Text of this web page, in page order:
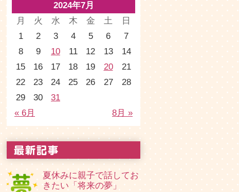
2024年7月
月
火 水 木 金 土 日
« 6月 8月 »
1 2 3 4 5 6
7
8
9 10 11 12 13
14
15
16 17 18 19 20
21
22
23 24 25 26 27
28
29
30 31
夏休みに親子で話してお
きたい「将来の夢」